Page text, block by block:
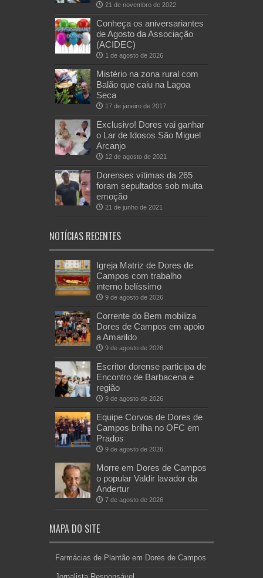
21 de novembro de 2022
Conheça os aniversariantes
de Agosto da Associação
(ACIDEC)
1 de agosto de 2026
Mistério na zona rural com
Balão que caiu na Lagoa
Seca
17 de janeiro de 2017
Exclusivo! Dores vai ganhar
o Lar de Idosos São Miguel
Arcanjo
12 de agosto de 2021
Dorenses vítimas da 265
foram sepultados sob muita
emoção
21 de junho de 2021
NOTÍCIAS RECENTES
Igreja Matriz de Dores de
Campos com trabalho
interno belíssimo
9 de agosto de 2026
Corrente do Bem mobiliza
Dores de Campos em apoio
a Amarildo
9 de agosto de 2026
Escritor dorense participa de
Encontro de Barbacena e
região
9 de agosto de 2026
Equipe Corvos de Dores de
Campos brilha no OFC em
Prados
9 de agosto de 2026
Morre em Dores de Campos
o popular Valdir lavador da
Andertur
7 de agosto de 2026
MAPA DO SITE
Farmácias de Plantão em Dores de Campos